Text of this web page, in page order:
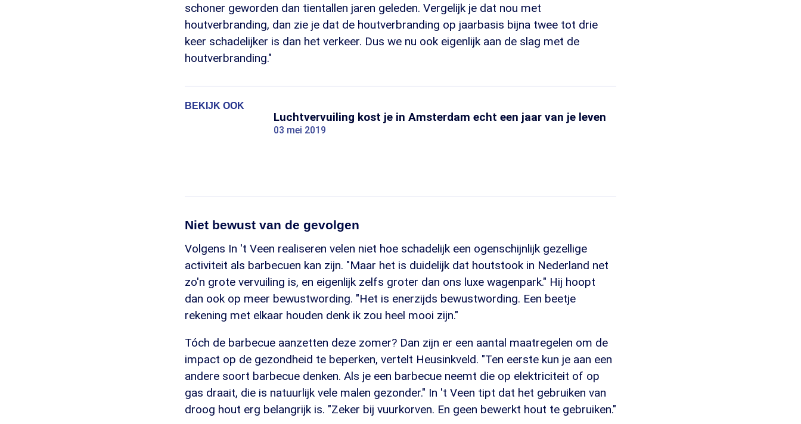
schoner geworden dan tientallen jaren geleden. Vergelijk je dat nou met
houtverbranding, dan zie je dat de houtverbranding op jaarbasis bijna twee tot drie
keer schadelijker is dan het verkeer. Dus we nu ook eigenlijk aan de slag met de
houtverbranding."
BEKIJK OOK
Luchtvervuiling kost je in Amsterdam echt een jaar van je leven
03 mei 2019
Niet bewust van de gevolgen
Volgens In 't Veen realiseren velen niet hoe schadelijk een ogenschijnlijk gezellige
activiteit als barbecuen kan zijn. "Maar het is duidelijk dat houtstook in Nederland net
zo'n grote vervuiling is, en eigenlijk zelfs groter dan ons luxe wagenpark." Hij hoopt
dan ook op meer bewustwording. "Het is enerzijds bewustwording. Een beetje
rekening met elkaar houden denk ik zou heel mooi zijn."
Tóch de barbecue aanzetten deze zomer? Dan zijn er een aantal maatregelen om de
impact op de gezondheid te beperken, vertelt Heusinkveld. "Ten eerste kun je aan een
andere soort barbecue denken. Als je een barbecue neemt die op elektriciteit of op
gas draait, die is natuurlijk vele malen gezonder." In 't Veen tipt dat het gebruiken van
droog hout erg belangrijk is. "Zeker bij vuurkorven. En geen bewerkt hout te gebruiken."